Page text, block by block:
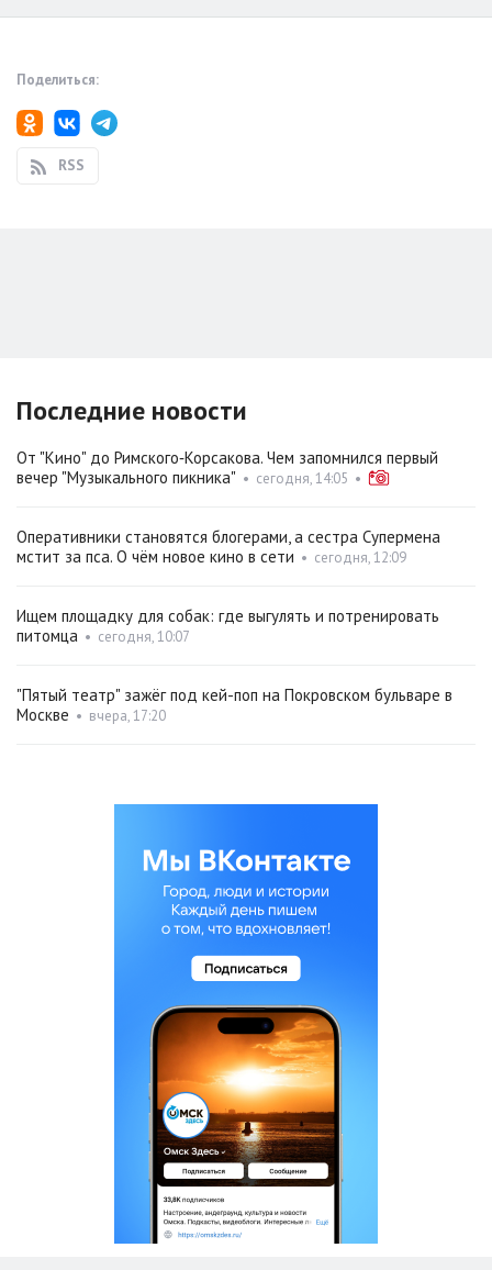
Поделиться:
RSS
Последние новости
От "Кино" до Римского‑Корсакова. Чем запомнился первый
вечер "Музыкального пикника" • сегодня, 14:05 •
Оперативники становятся блогерами, а сестра Супермена
мстит за пса. О чём новое кино в сети • сегодня, 12:09
Ищем площадку для собак: где выгулять и потренировать
питомца • сегодня, 10:07
"Пятый театр" зажёг под кей-поп на Покровском бульваре в
Москве • вчера, 17:20